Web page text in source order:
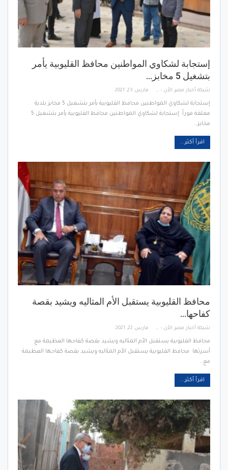
إستجابة لشكاوي المواطنين محافظ القليوبية يأمر
بتشغيل 5 مخابز…
شبكة أخبار مصر الأن - Egypt News Network Now مارس 23, 2021
إستجابة لشكاوي المواطنين محافظ القليوبية يأمر بتشغيل 5 مخابز بلدية
مغلقة فوراً إستجابة لشكاوي المواطنين محافظ القليوبية يأمر بتشغيل 5
مخابز…
اقرأ أكثر...
محافظ القليوبية يستقبل الأم المثاليه ويشيد بقصة
كفاحها…
شبكة أخبار مصر الأن - Egypt News Network Now مارس 22, 2021
محافظ القليوبية يستقبل الأم المثاليه ويشيد بقصة كفاحها العظيمة مع
أسرتها محافظ القليوبية يستقبل الأم المثاليه ويشيد بقصة كفاحها العظيمة
مع…
اقرأ أكثر...